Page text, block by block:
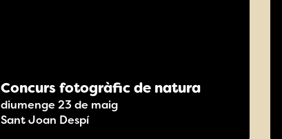
Concurs fotogràfic de natura
diumenge 23 de maig
Sant Joan Despí